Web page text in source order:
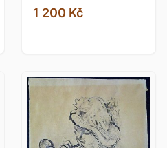
1 200 Kč